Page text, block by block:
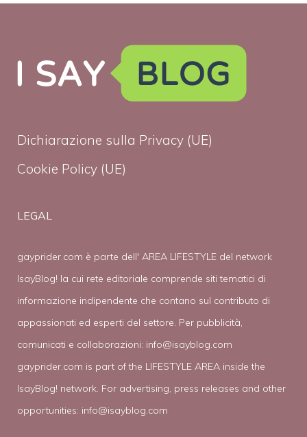
Dichiarazione sulla Privacy (UE)
Cookie Policy (UE)
LEGAL
gayprider.com è parte dell' AREA LIFESTYLE del network
IsayBlog! la cui rete editoriale comprende siti tematici di
informazione indipendente che contano sul contributo di
appassionati ed esperti del settore. Per pubblicità,
comunicati e collaborazioni: info@isayblog.com
gayprider.com is part of the LIFESTYLE AREA inside the
IsayBlog! network. For advertising, press releases and other
opportunities: info@isayblog.com